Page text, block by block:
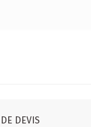
DEVIS